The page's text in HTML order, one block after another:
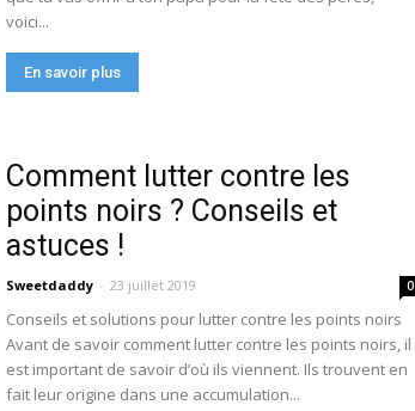
voici...
En savoir plus
Comment lutter contre les
points noirs ? Conseils et
astuces !
Sweetdaddy - 23 juillet 2019 0
Conseils et solutions pour lutter contre les points noirs
Avant de savoir comment lutter contre les points noirs, il
est important de savoir d’où ils viennent. Ils trouvent en
fait leur origine dans une accumulation...